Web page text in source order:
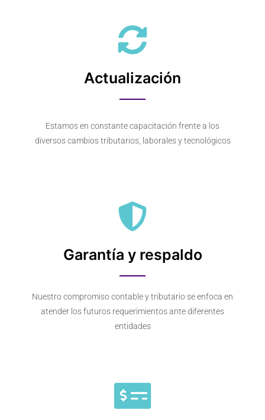
Actualización
Estamos en constante capacitación frente a los
diversos cambios tributarios, laborales y tecnológicos
Garantía y respaldo
Nuestro compromiso contable y tributario se enfoca en
atender los futuros requerimientos ante diferentes
entidades